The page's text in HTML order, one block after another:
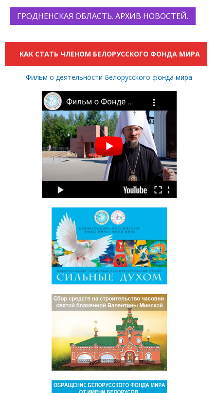
ГРОДНЕНСКАЯ ОБЛАСТЬ. АРХИВ НОВОСТЕЙ.
КАК СТАТЬ ЧЛЕНОМ БЕЛОРУССКОГО ФОНДА МИРА
Фильм о деятельности Белорусского фонда мира